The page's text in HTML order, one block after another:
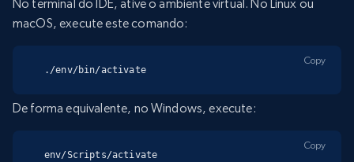
No terminal do IDE, ative o ambiente virtual. No Linux ou
macOS, execute este comando:
./env/bin/activate
Copy
De forma equivalente, no Windows, execute:
env/Scripts/activate
Copy